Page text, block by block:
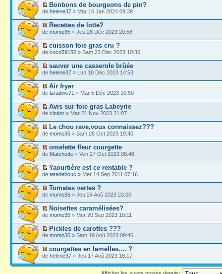
Bonbons de bourgeons de pin?
de helene37 » Mar 16 Jan 2024 09:39
Recettes de lotte?
de momo35 » Jeu 28 Déc 2023 20:58
cuisson foie gras cru ?
de coco59150 » Sam 23 Déc 2023 10:36
sauver une casserole brûée
de helene37 » Lun 18 Déc 2023 14:53
Air fryer
de laradine71 » Mar 5 Déc 2023 10:50
Avis sur foie gras Labeyrie
de clodor » Mar 21 Nov 2023 21:07
Le chou rave,vous connaissez???
de momo35 » Sam 28 Oct 2023 19:40
omelette fleur courgette
de Matchotte » Ven 27 Oct 2023 08:46
Yaourtière est ce rentable ?
de tetedebouc » Mer 14 Sep 2011 07:16
Tomates vertes ?
de momo35 » Jeu 24 Aoû 2023 23:00
Noisettes caramélisées?
de momo35 » Mer 20 Sep 2023 10:11
Pickles de carottes ???
de momo35 » Sam 19 Aoû 2023 09:46
courgettes en lamelles.... ?
de helene37 » Jeu 17 Aoû 2023 16:17